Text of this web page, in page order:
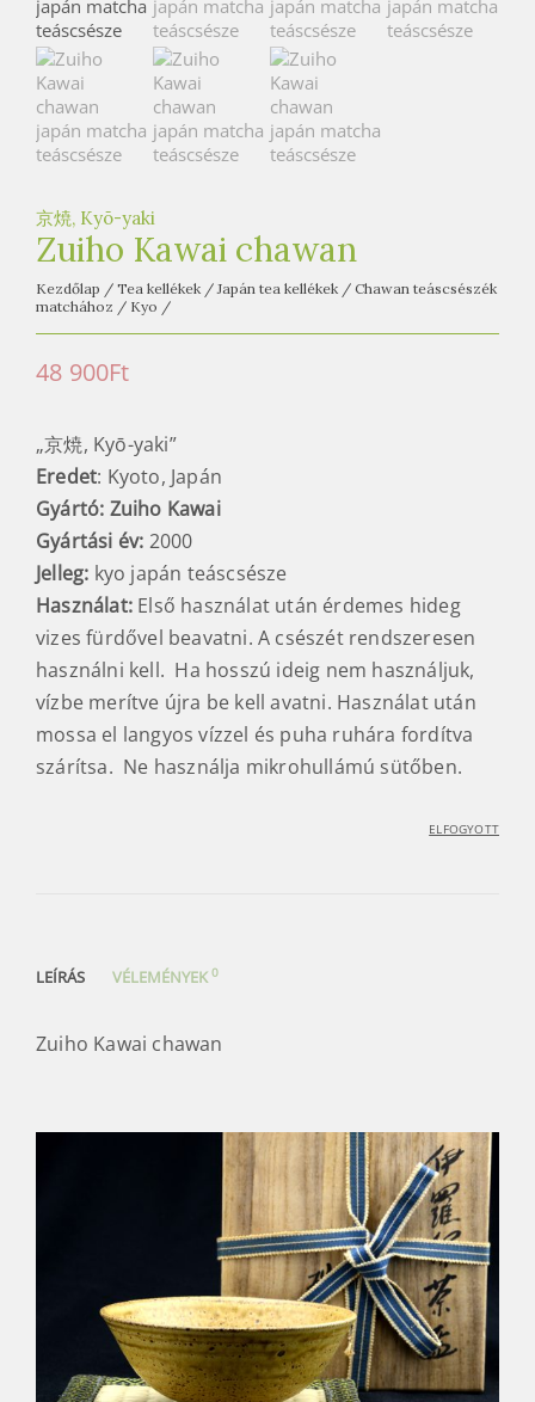
t
e
a
h
á
z
京焼, Kyō-yaki
Zuiho Kawai chawan
Kezdőlap / Tea kellékek / Japán tea kellékek / Chawan teáscsészék
matchához / Kyo /
48 900Ft
„京焼, Kyō-yaki”
Eredet: Kyoto, Japán
Gyártó: Zuiho Kawai
Gyártási év: 2000
Jelleg: kyo japán teáscsésze
Használat: Első használat után érdemes hideg
vizes fürdővel beavatni. A csészét rendszeresen
használni kell. Ha hosszú ideig nem használjuk,
vízbe merítve újra be kell avatni. Használat után
mossa el langyos vízzel és puha ruhára fordítva
szárítsa. Ne használja mikrohullámú sütőben.
ELFOGYOTT
LEÍRÁS VÉLEMÉNYEK0
Zuiho Kawai chawan